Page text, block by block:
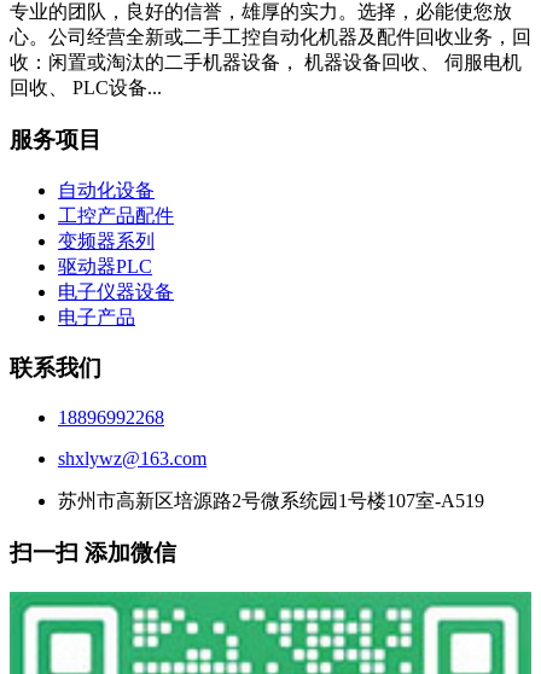
专业的团队，良好的信誉，雄厚的实力。选择，必能使您放
心。公司经营全新或二手工控自动化机器及配件回收业务，回
收：闲置或淘汰的二手机器设备， 机器设备回收、 伺服电机
回收、 PLC设备...
服务项目
自动化设备
工控产品配件
变频器系列
驱动器PLC
电子仪器设备
电子产品
联系我们
18896992268
shxlywz@163.com
苏州市高新区培源路2号微系统园1号楼107室-A519
扫一扫 添加微信